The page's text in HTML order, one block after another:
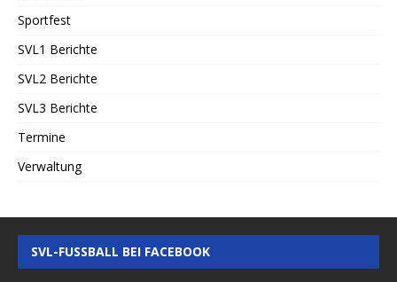
Sportfest
SVL1 Berichte
SVL2 Berichte
SVL3 Berichte
Termine
Verwaltung
SVL-FUSSBALL BEI FACEBOOK